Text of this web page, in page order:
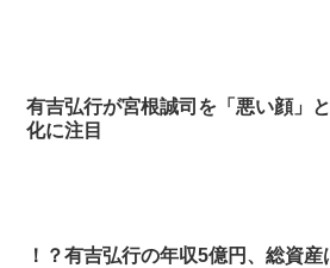
有吉弘行が宮根誠司を「悪い顔」
化に注目
！？有吉弘行の年収5億円、総資